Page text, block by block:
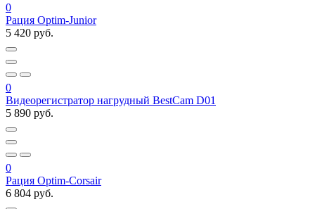
0
Рация Optim-Junior
5 420 руб.
0
Видеорегистратор нагрудный BestCam D01
5 890 руб.
0
Рация Optim-Corsair
6 804 руб.